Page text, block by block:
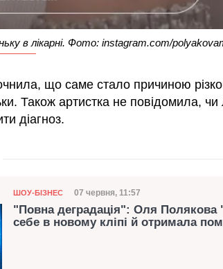
в лікарні. Фото: instagram.com/
що саме стало причиною
Також артистка не повідомила, чи
діагноз.
Категорія
ШОУ-БІЗНЕС Дата публікації
07 червня, 11:57
"Повна деградація": Оля Полякова
себе в новому кліпі й отримала